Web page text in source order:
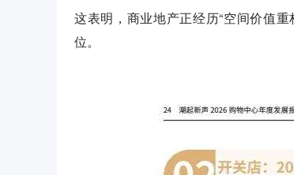
这表明，商业地产正经历“空间价值
位。